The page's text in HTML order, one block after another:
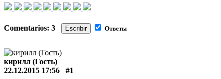
Comentarios: 3 Escribir Ответы
кирилл (Гость)
22.12.2015 17:56
#1